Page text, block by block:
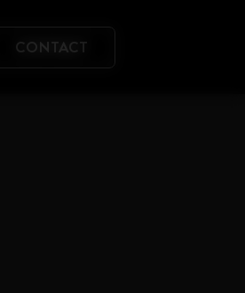
CONTACT